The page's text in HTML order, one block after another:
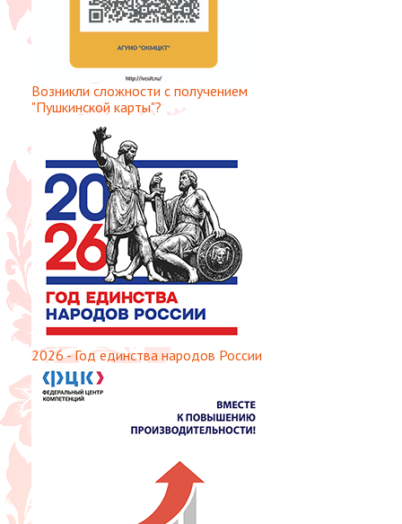
Возникли сложности с получением
"Пушкинской карты"?
2026 - Год единства народов России